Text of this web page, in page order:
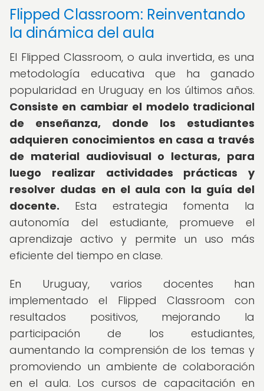
Flipped Classroom: Reinventando
la dinámica del aula
El Flipped Classroom, o aula invertida, es una
metodología educativa que ha ganado
popularidad en Uruguay en los últimos años.
Consiste en cambiar el modelo tradicional
de enseñanza, donde los estudiantes
adquieren conocimientos en casa a través
de material audiovisual o lecturas, para
luego realizar actividades prácticas y
resolver dudas en el aula con la guía del
docente. Esta estrategia fomenta la
autonomía del estudiante, promueve el
aprendizaje activo y permite un uso más
eficiente del tiempo en clase.
En Uruguay, varios docentes han
implementado el Flipped Classroom con
resultados positivos, mejorando la
participación de los estudiantes,
aumentando la comprensión de los temas y
promoviendo un ambiente de colaboración
en el aula. Los cursos de capacitación en